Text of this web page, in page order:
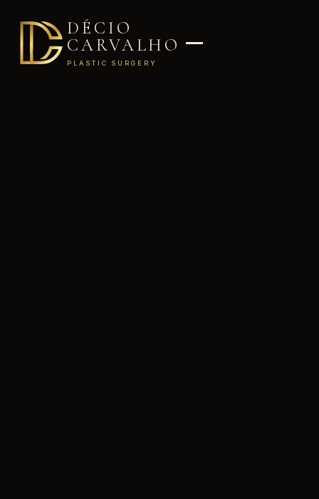
DÉCIO
CARVALHO
PLASTIC SURGERY